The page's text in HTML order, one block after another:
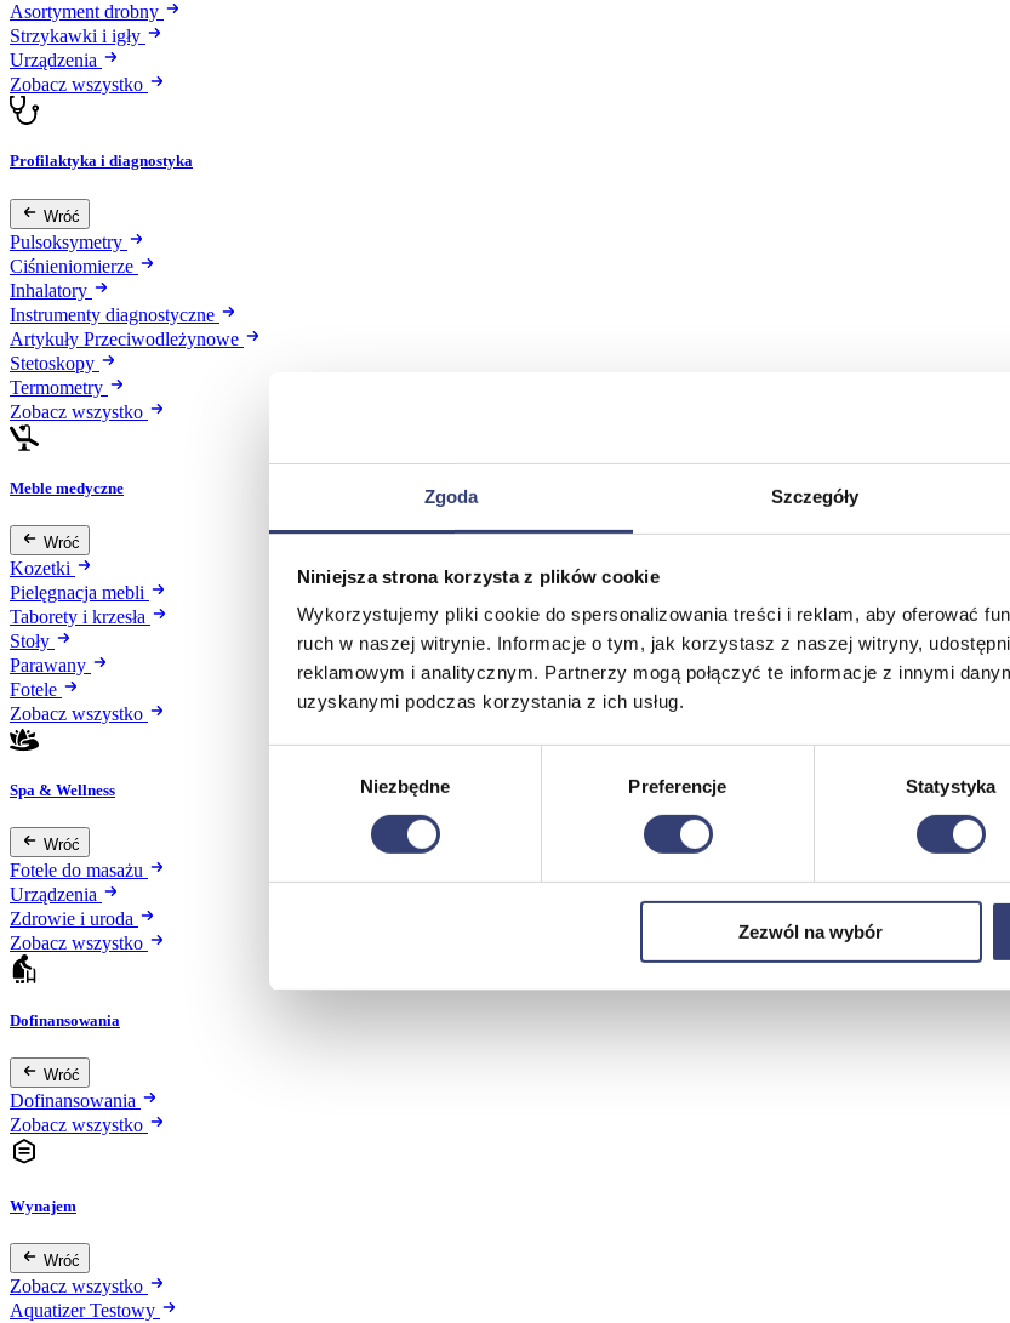
Zgoda Szczegóły
Niniejsza strona korzysta z plików cookie
Wykorzystujemy pliki cookie do spersonalizowania treści i reklam, aby oferować
ruch w naszej witrynie. Informacje o tym, jak korzystasz z naszej witryny,
reklamowym i analitycznym. Partnerzy mogą połączyć te informacje z innymi
uzyskanymi podczas korzystania z ich usług.
Niezbędne Preferencje Statystyka
Zezwól na wybór
Asortyment drobny
Strzykawki i igły
Urządzenia
Zobacz wszystko
Profilaktyka i diagnostyka
Wróć
Pulsoksymetry
Ciśnieniomierze
Inhalatory
Instrumenty diagnostyczne
Artykuły Przeciwodleżynowe
Stetoskopy
Termometry
Zobacz wszystko
Meble medyczne
Wróć
Kozetki
Pielęgnacja mebli
Taborety i krzesła
Stoły
Parawany
Fotele
Zobacz wszystko
Spa & Wellness
Wróć
Fotele do masażu
Urządzenia
Zdrowie i uroda
Zobacz wszystko
Dofinansowania
Wróć
Dofinansowania
Zobacz wszystko
Wynajem
Wróć
Zobacz wszystko
Aquatizer Testowy